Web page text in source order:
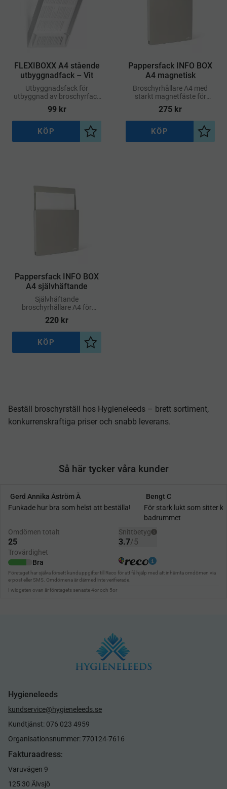
FLEXIBOXX A4 stående
utbyggnadfack – Vit
Utbyggnadsfack för
utbyggnad av broschyrfack
FLEXIBOXX A4 stående
format.
99kr
Lägg till i önskelista
KÖP
Pappersfack INFO BOX
A4 magnetisk
Broschyrhållare A4 med
starkt magnetfäste för
metallväggar, whiteboard
eller golvställ av metall för
broschyrhållare
275 kr
Lägg
KÖP
Pappersfack INFO BOX
A4 självhäftande
Självhäftande
broschyrhållare A4 för
väggar, anslagstavlor m.m
220 kr
Lägg till i önskelista
KÖP
Beställ broschyrställ hos Hygieneleeds – brett sortiment,
konkurrenskraftiga priser och snabb leverans.
Så här tycker våra kunder
Hygieneleeds
kundservice@hygieneleeds.se
Kundtjänst: 076 023 4959
Organisationsnummer: 770124-7616
Fakturaadress:
Varuvägen 9
125 30 Älvsjö